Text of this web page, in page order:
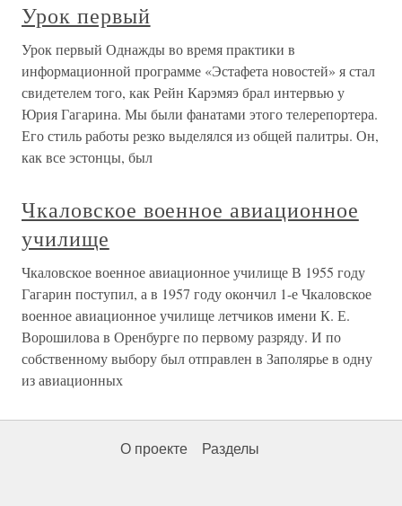
Урок первый
Урок первый Однажды во время практики в
информационной программе «Эстафета новостей» я стал
свидетелем того, как Рейн Карэмяэ брал интервью у
Юрия Гагарина. Мы были фанатами этого телерепортера.
Его стиль работы резко выделялся из общей палитры. Он,
как все эстонцы, был
Чкаловское военное авиационное
училище
Чкаловское военное авиационное училище В 1955 году
Гагарин поступил, а в 1957 году окончил 1-е Чкаловское
военное авиационное училище летчиков имени К. Е.
Ворошилова в Оренбурге по первому разряду. И по
собственному выбору был отправлен в Заполярье в одну
из авиационных
О проекте Разделы